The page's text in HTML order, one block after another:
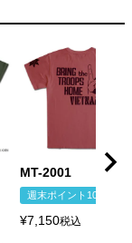
MT-2001
週末ポイント10％
¥7,150税込